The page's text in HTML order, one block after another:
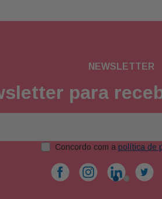
NEWSLETTER
para
Concordo com a política de